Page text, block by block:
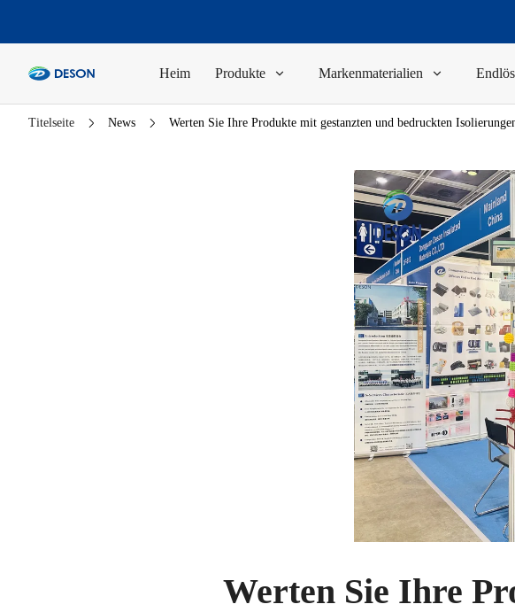
Heim Produkte Markenmaterialien
Titelseite News Werten Sie Ihre Produkte mit gestanzten und bedruckten
Werten Sie Ihre